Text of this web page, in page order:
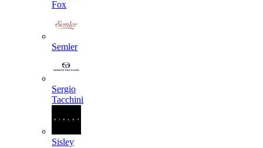
Fox
Semler
Sergio
Tacchini
Sisley